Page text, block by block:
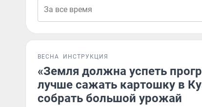
ВЕСНА ИНСТРУКЦИЯ
«Земля должна успеть
лучше сажать картошку в
собрать большой урожай